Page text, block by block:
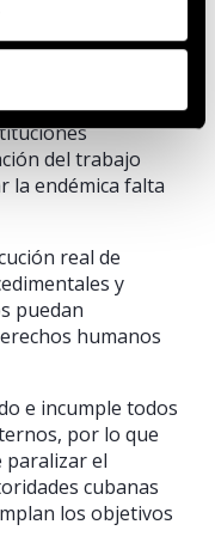
hecho al gobierno
sociales y
de las leyes,
del trabajo
la endémica falta
real de
y
puedan
humanos
e incumple todos
por lo que
paralizar el
cubanas
los objetivos